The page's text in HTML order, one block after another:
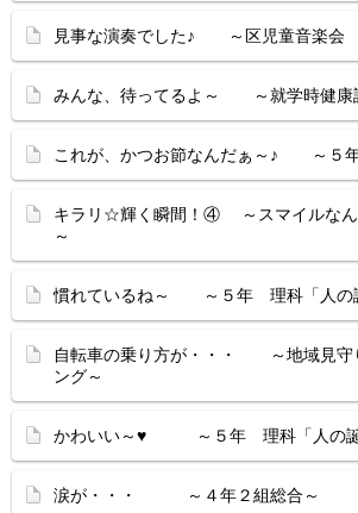
見事な演奏でした♪ ～区児童音楽会
みんな、待ってるよ～ ～就学時健康
これが、かつお節なんだぁ～♪ ～５
キラリ☆輝く瞬間！④ ～スマイルなん
～
慣れているね～ ～５年 理科「人の
自転車の乗り方が・・・ ～地域見守
ング～
かわいい～♥ ～５年 理科「人の誕
涙が・・・ ～４年２組総合～